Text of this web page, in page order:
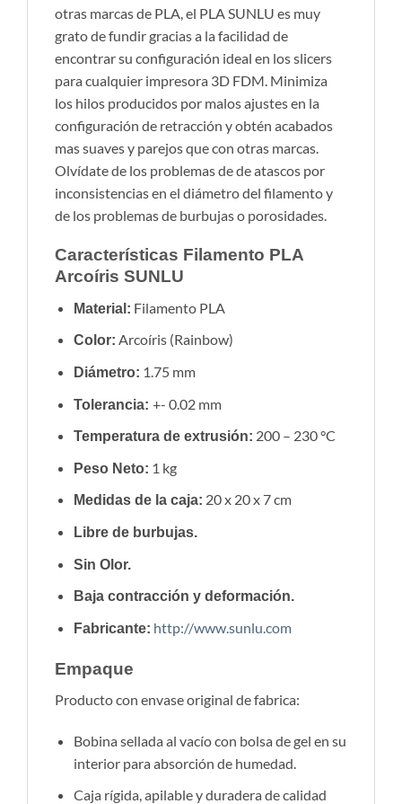
otras marcas de PLA, el PLA SUNLU es muy
grato de fundir gracias a la facilidad de
encontrar su configuración ideal en los slicers
para cualquier impresora 3D FDM. Minimiza
los hilos producidos por malos ajustes en la
configuración de retracción y obtén acabados
mas suaves y parejos que con otras marcas.
Olvídate de los problemas de de atascos por
inconsistencias en el diámetro del filamento y
de los problemas de burbujas o porosidades.
Características Filamento PLA
Arcoíris SUNLU
Material: Filamento PLA
Color: Arcoíris (Rainbow)
Diámetro: 1.75 mm
Tolerancia: +- 0.02 mm
Temperatura de extrusión: 200 – 230 °C
Peso Neto: 1 kg
Medidas de la caja: 20 x 20 x 7 cm
Libre de burbujas.
Sin Olor.
Baja contracción y deformación.
Fabricante: http://www.sunlu.com
Empaque
Producto con envase original de fabrica:
Bobina sellada al vacío con bolsa de gel en su
interior para absorción de humedad.
Caja rígida, apilable y duradera de calidad